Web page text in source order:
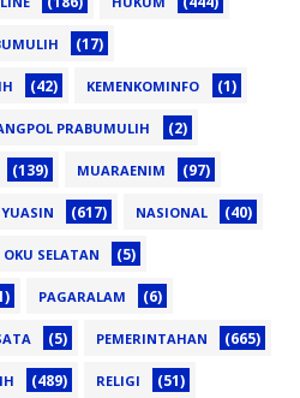
(17)
(42) KEMENKOMINFO (1)
PRABUMULIH (2)
(139) MUARAENIM (97)
(617) NASIONAL (40)
OKU SELATAN (5)
PAGARALAM (6)
(5) PEMERINTAHAN (665)
(489) RELIGI (51)